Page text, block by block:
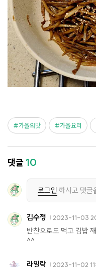
가을의맛 가을요리
댓글10
로그인 하시고 댓글
김수정 2023-11-03
반찬으로도 먹고 김밥
^^
라일락 2023-11-02